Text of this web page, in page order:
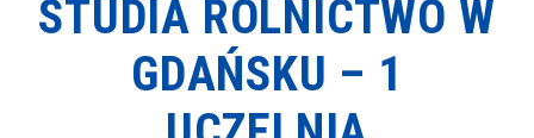
STUDIA ROLNICTWO W
GDAŃSKU – 1